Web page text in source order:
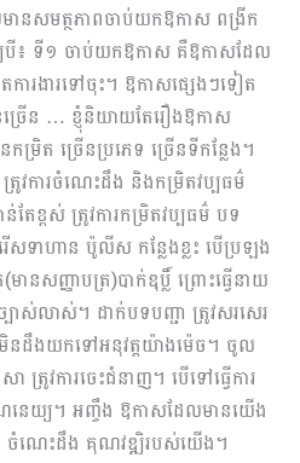
ានសមត្ថភាពចាប់យកឱកាស ពង្រីក
បី៖ ទី១ ចាប់យកឱកាស គឺឱកាសដែល
ារងារទៅចុះ។ ឱកាសផ្សេងៗទៀត
រើន … ខ្ញុំនិយាយតែរឿងឱកាស
កម្រិត ច្រើនប្រភេទ ច្រើនទីកន្លែង។
រូវការចំណេះដឹង និងកម្រិតវប្បធម៌
តែខ្ពស់ ត្រូវការកម្រិតវប្បធម៌ បទ
ទាហាន ប៉ូលីស កន្លែងខ្លះ បើប្រឡង
សញ្ញាបត្រ)បាក់ឌុប្លិ៍ ព្រោះធ្វើនាយ
បាស់លាស់។ ដាក់បទបញ្ជា ត្រូវសរសេរ
នដឹងយកទៅអនុវត្តយ៉ាងម៉េច។ ចូល
សា ត្រូវការចេះជំនាញ។ បើទៅធ្វើការ
នេយ្យ។ អញ្ចឹង ឱកាសដែលមានយើង
ចំណេះដឹង គុណវឌ្ឍិរបស់យើង។